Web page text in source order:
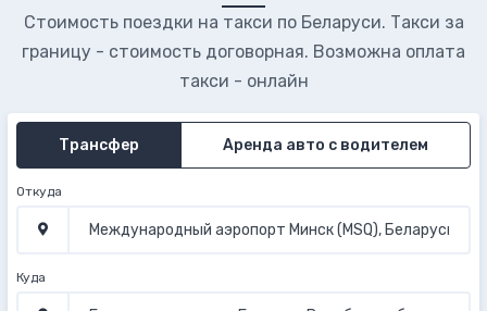
Стоимость поездки на такси по Беларуси. Такси за
границу - стоимость договорная. Возможна оплата
такси - онлайн
Трансфер Аренда авто с водителем
Откуда
Куда